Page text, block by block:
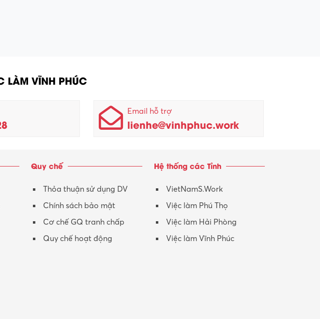
LÀM VĨNH PHÚC
Email hỗ trợ
lienhe@vinhphuc.work
Quy chế
Thỏa thuận sử dụng DV
Chính sách bảo mật
Cơ chế GQ tranh chấp
Quy chế hoạt động
Hệ thống các Tỉnh
VietNamS.Work
Việc làm Phú Thọ
Việc làm Hải Phòng
Việc làm Vĩnh Phúc